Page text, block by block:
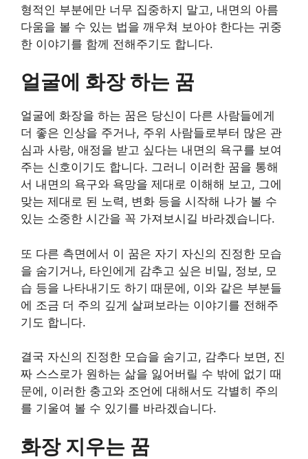
형적인 부분에만 너무 집중하지 말고, 내면의 아름
다움을 볼 수 있는 법을 깨우쳐 보아야 한다는 귀중
한 이야기를 함께 전해주기도 합니다.
얼굴에 화장 하는 꿈
얼굴에 화장을 하는 꿈은 당신이 다른 사람들에게
더 좋은 인상을 주거나, 주위 사람들로부터 많은 관
심과 사랑, 애정을 받고 싶다는 내면의 욕구를 보여
주는 신호이기도 합니다. 그러니 이러한 꿈을 통해
서 내면의 욕구와 욕망을 제대로 이해해 보고, 그에
맞는 제대로 된 노력, 변화 등을 시작해 나가 볼 수
있는 소중한 시간을 꼭 가져보시길 바라겠습니다.
또 다른 측면에서 이 꿈은 자기 자신의 진정한 모습
을 숨기거나, 타인에게 감추고 싶은 비밀, 정보, 모
습 등을 나타내기도 하기 때문에, 이와 같은 부분들
에 조금 더 주의 깊게 살펴보라는 이야기를 전해주
기도 합니다.
결국 자신의 진정한 모습을 숨기고, 감추다 보면, 진
짜 스스로가 원하는 삶을 잃어버릴 수 밖에 없기 때
문에, 이러한 충고와 조언에 대해서도 각별히 주의
를 기울여 볼 수 있기를 바라겠습니다.
화장 지우는 꿈